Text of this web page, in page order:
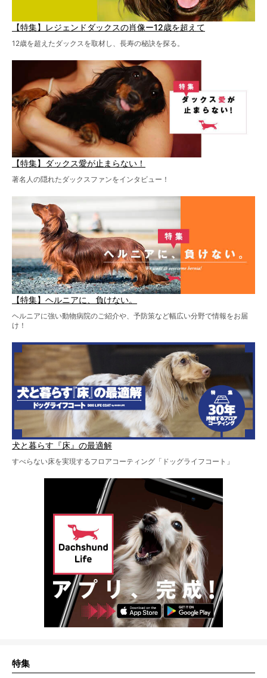
【特集】レジェンドダックスの肖像ー12歳を超えて
12歳を超えたダックスを取材し、長寿の秘訣を探る。
【特集】ダックス愛が止まらない！
著名人の隠れたダックスファンをインタビュー！
【特集】ヘルニアに、負けない。
ヘルニアに強い動物病院のご紹介や、予防策など幅広い分野で情報をお届
け！
犬と暮らす『床』の最適解
すべらない床を実現するフロアコーティング「ドッグライフコート」
特集